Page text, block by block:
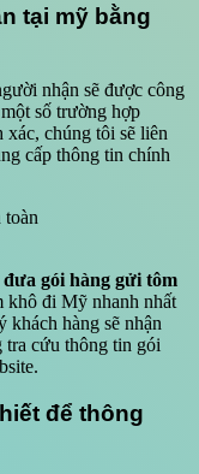
tại mỹ bằng
nhận sẽ được công
số trường hợp
chúng tôi sẽ liên
cấp thông tin chính
đưa gói hàng gửi tôm
khô đi Mỹ nhanh nhất
hàng sẽ nhận
tra cứu thông tin gói
để thông